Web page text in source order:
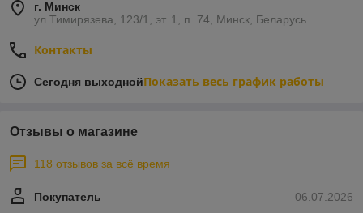
г. Минск
ул.Тимирязева, 123/1, эт. 1, п. 74, Минск, Беларусь
Контакты
Сегодня выходнойПоказать весь график работы
Отзывы о магазине
118 отзывов за всё время
06.07.2026
Покупатель